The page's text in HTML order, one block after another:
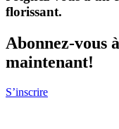
florissant.
Abonnez-vous
maintenant!
S’inscrire